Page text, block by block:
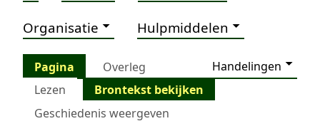
Organisatie Hulpmiddelen
Pagina Overleg
Handelingen
Lezen
Brontekst bekijken
Geschiedenis weergeven